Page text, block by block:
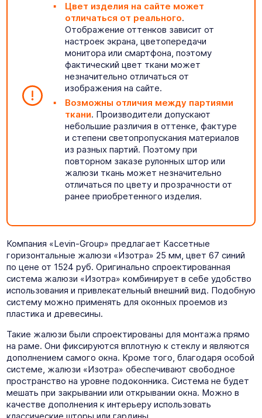
Цвет изделия на сайте может
отличаться от реального.
Отображение оттенков зависит от
настроек экрана, цветопередачи
монитора или смартфона, поэтому
фактический цвет ткани может
незначительно отличаться от
изображения на сайте.
Возможны отличия между партиями
ткани. Производители допускают
небольшие различия в оттенке, фактуре
и степени светопропускания материалов
из разных партий. Поэтому при
повторном заказе рулонных штор или
жалюзи ткань может незначительно
отличаться по цвету и прозрачности от
ранее приобретенного изделия.
Компания «Levin-Group» предлагает Кассетные
горизонтальные жалюзи «Изотра» 25 мм, цвет 67 синий
по цене от 1524 руб. Оригинально спроектированная
система жалюзи «Изотра» комбинирует в себе удобство
использования и привлекательный внешний вид. Подобную
систему можно применять для оконных проемов из
пластика и древесины.
Такие жалюзи были спроектированы для монтажа прямо
на раме. Они фиксируются вплотную к стеклу и являются
дополнением самого окна. Кроме того, благодаря особой
системе, жалюзи «Изотра» обеспечивают свободное
пространство на уровне подоконника. Система не будет
мешать при закрывании или открывании окна. Можно в
качестве дополнения к интерьеру использовать